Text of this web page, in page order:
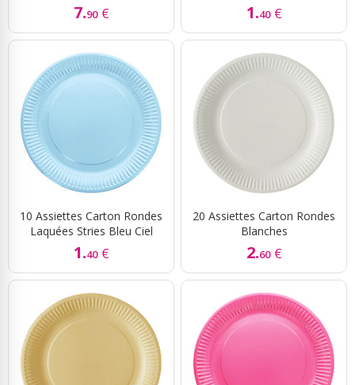
7.90 € 1.40 €
10 Assiettes Carton Rondes
Laquées Stries Bleu Ciel
1.40 €
20 Assiettes Carton Rondes
Blanches
2.60 €